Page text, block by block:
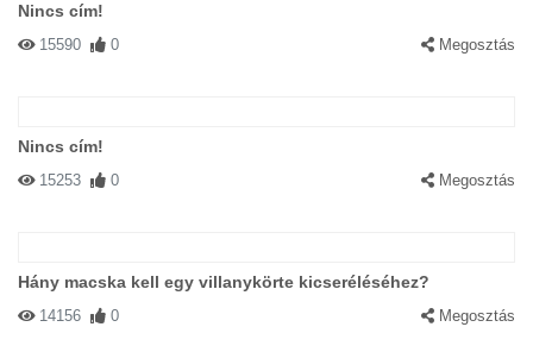
Nincs cím!
15590 0 Megosztás
Nincs cím!
15253 0 Megosztás
Hány macska kell egy villanykörte kicseréléséhez?
14156 0 Megosztás